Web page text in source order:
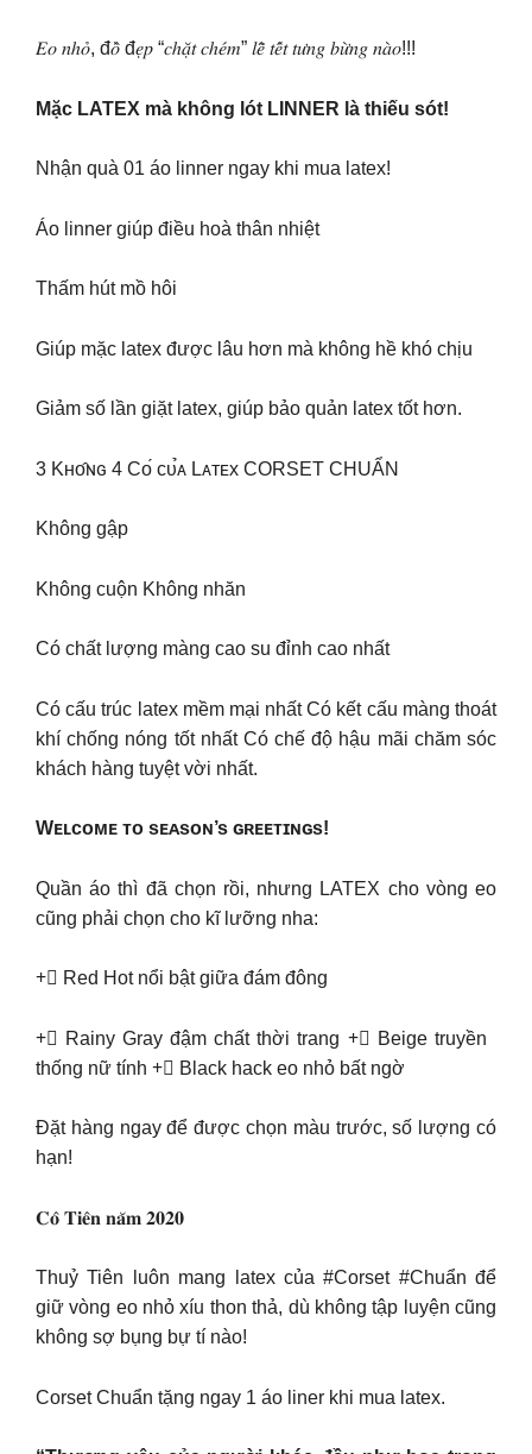
𝐸𝑜 𝑛ℎ𝑜̉, đ𝑜̂̀ đ𝑒̣𝑝 “𝑐ℎ𝑎̣̆𝑡 𝑐ℎ𝑒́𝑚” 𝑙𝑒̂̃ 𝑡𝑒̂́𝑡 𝑡𝑢̛𝑛𝑔 𝑏𝑢̛̀𝑛𝑔 𝑛𝑎̀𝑜!!!
Mặc LATEX mà không lót LINNER là thiếu sót!
Nhận quà 01 áo linner ngay khi mua latex!
Áo linner giúp điều hoà thân nhiệt
Thấm hút mồ hôi
Giúp mặc latex được lâu hơn mà không hề khó chịu
Giảm số lần giặt latex, giúp bảo quản latex tốt hơn.
3 Kʜᴏ̂ɴɢ 4 Cᴏ́ ᴄᴜ̉ᴀ Lᴀᴛᴇx CORSET CHUẨN
Không gập
Không cuộn Không nhăn
Có chất lượng màng cao su đỉnh cao nhất
Có cấu trúc latex mềm mại nhất Có kết cấu màng thoát
khí chống nóng tốt nhất Có chế độ hậu mãi chăm sóc
khách hàng tuyệt vời nhất.
Wᴇʟᴄᴏᴍᴇ ᴛᴏ sᴇᴀsᴏɴ’s ɢʀᴇᴇᴛɪɴɢs!
Quần áo thì đã chọn rồi, nhưng LATEX cho vòng eo
cũng phải chọn cho kĩ lưỡng nha:
+⃝ Red Hot nổi bật giữa đám đông
+⃝ Rainy Gray đậm chất thời trang +⃝ Beige truyền
thống nữ tính +⃝ Black hack eo nhỏ bất ngờ
Đặt hàng ngay để được chọn màu trước, số lượng có
hạn!
𝐂𝐨̂ 𝐓𝐢𝐞̂𝐧 𝐧𝐚̆𝐦 𝟐𝟎𝟐𝟎
Thuỷ Tiên luôn mang latex của #Corset #Chuẩn để
giữ vòng eo nhỏ xíu thon thả, dù không tập luyện cũng
không sợ bụng bự tí nào!
Corset Chuẩn tặng ngay 1 áo liner khi mua latex.